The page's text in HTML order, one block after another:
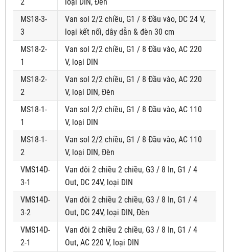
MS18-3-
3
Van sol 2/2 chiều, G1 / 8 Đầu vào, DC 24 V,
loại kết nối, dây dẫn & đèn 30 cm
MS18-2-
1
Van sol 2/2 chiều, G1 / 8 Đầu vào, AC 220
V, loại DIN
MS18-2-
2
Van sol 2/2 chiều, G1 / 8 Đầu vào, AC 220
V, loại DIN, Đèn
MS18-1-
1
Van sol 2/2 chiều, G1 / 8 Đầu vào, AC 110
V, loại DIN
MS18-1-
2
Van sol 2/2 chiều, G1 / 8 Đầu vào, AC 110
V, loại DIN, Đèn
VMS14D-
3-1
Van đôi 2 chiều 2 chiều, G3 / 8 In, G1 / 4
Out, DC 24V, loại DIN
VMS14D-
3-2
Van đôi 2 chiều 2 chiều, G3 / 8 In, G1 / 4
Out, DC 24V, loại DIN, Đèn
VMS14D-
2-1
Van đôi 2 chiều 2 chiều, G3 / 8 In, G1 / 4
Out, AC 220 V, loại DIN